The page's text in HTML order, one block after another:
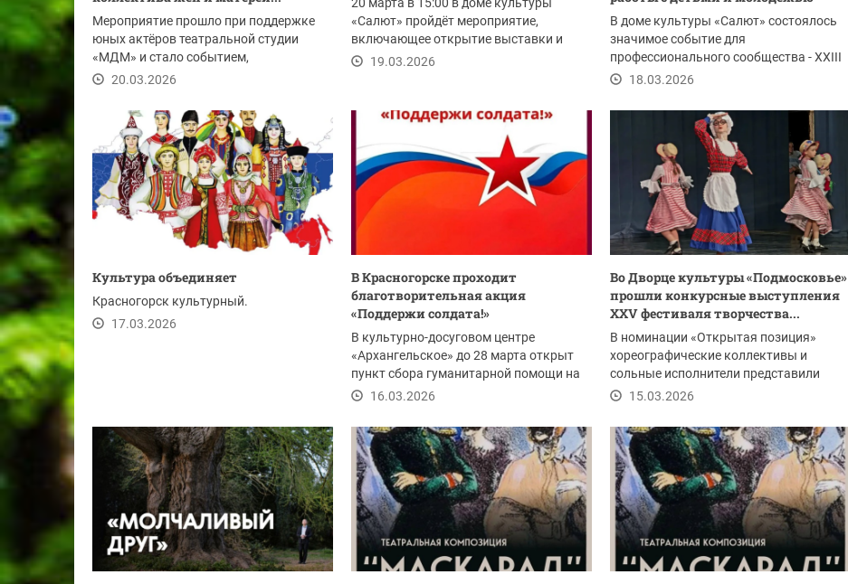
Мероприятие прошло при поддержке
юных актёров театральной студии
«МДМ» и стало событием,
объединившим семьи...
20.03.2026
«Салют» пройдёт мероприятие,
включающее открытие выставки и
показ полнометражного...
19.03.2026
В доме культуры «Салют» состоялось
значимое событие для
профессионального сообщества - XXIII
конкурс специалистов в...
18.03.2026
Культура объединяет
Красногорск культурный.
17.03.2026
В Красногорске проходит
благотворительная акция
«Поддержи солдата!»
В культурно-досуговом центре
«Архангельское» до 28 марта открыт
пункт сбора гуманитарной помощи на
первом этаже в...
16.03.2026
Во Дворце культуры «Подмосковье»
прошли конкурсные выступления
XXV фестиваля творчества...
В номинации «Открытая позиция»
хореографические коллективы и
сольные исполнители представили
эстрадные,...
15.03.2026